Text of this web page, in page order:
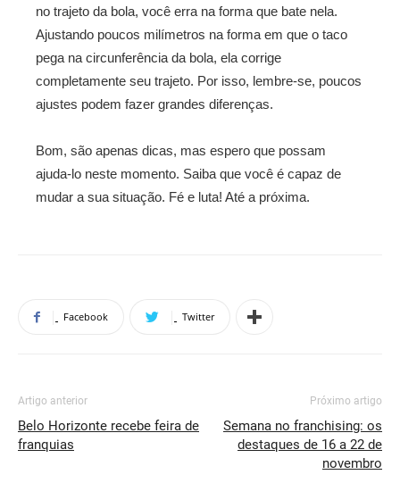
no trajeto da bola, você erra na forma que bate nela.
Ajustando poucos milímetros na forma em que o taco
pega na circunferência da bola, ela corrige
completamente seu trajeto. Por isso, lembre-se, poucos
ajustes podem fazer grandes diferenças.
Bom, são apenas dicas, mas espero que possam
ajuda-lo neste momento. Saiba que você é capaz de
mudar a sua situação. Fé e luta! Até a próxima.
Facebook Twitter
Artigo anterior
Belo Horizonte recebe feira de
franquias
Próximo artigo
Semana no franchising: os
destaques de 16 a 22 de
novembro